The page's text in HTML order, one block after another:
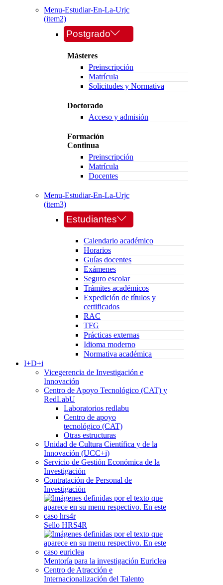
Menu-Estudiar-En-La-Urjc
(item2)
Postgrado
Másteres
Preinscripción
Matrícula
Solicitudes y Normativa
Doctorado
Acceso y admisión
Formación
Continua
Preinscripción
Matrícula
Docentes
Menu-Estudiar-En-La-Urjc
(item3)
Estudiantes
Calendario académico
Horarios
Guías docentes
Exámenes
Seguro escolar
Trámites académicos
Expedición de títulos y
certificados
RAC
TFG
Prácticas externas
Idioma moderno
Normativa académica
I+D+i
Vicegerencia de Investigación e
Innovación
Centro de Apoyo Tecnológico (CAT) y
RedLabU
Laboratorios redlabu
Centro de apoyo
tecnológico (CAT)
Otras estructuras
Unidad de Cultura Científica y de la
Innovación (UCC+i)
Servicio de Gestión Económica de la
Investigación
Contratación de Personal de
Investigación
Sello HRS4R
Mentoría para la investigación Euriclea
Centro de Atracción e
Internacionalización del Talento